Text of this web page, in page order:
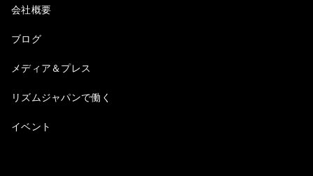
会社概要
ブログ
メディア＆プレス
リズムジャパンで働く
イベント